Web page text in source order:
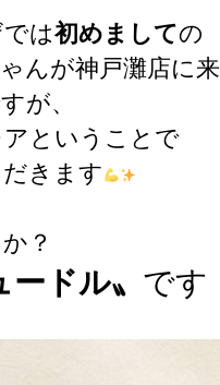
は初めましての
んが神戸灘店に
が、
ということで
きます
？
ドル〟 です